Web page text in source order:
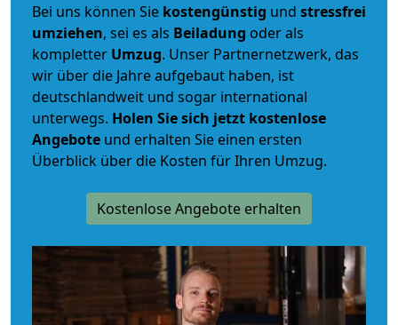
Bei uns können Sie kostengünstig und stressfrei
umziehen, sei es als Beiladung oder als
kompletter Umzug. Unser Partnernetzwerk, das
wir über die Jahre aufgebaut haben, ist
deutschlandweit und sogar international
unterwegs. Holen Sie sich jetzt kostenlose
Angebote und erhalten Sie einen ersten
Überblick über die Kosten für Ihren Umzug.
Kostenlose Angebote erhalten